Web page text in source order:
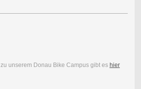
unserem Donau Bike Campus gibt es hier